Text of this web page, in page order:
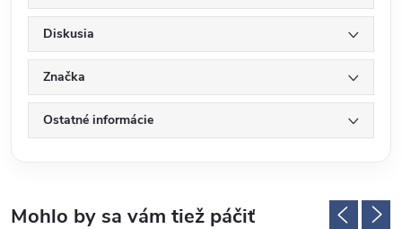
Diskusia
Značka
Ostatné informácie